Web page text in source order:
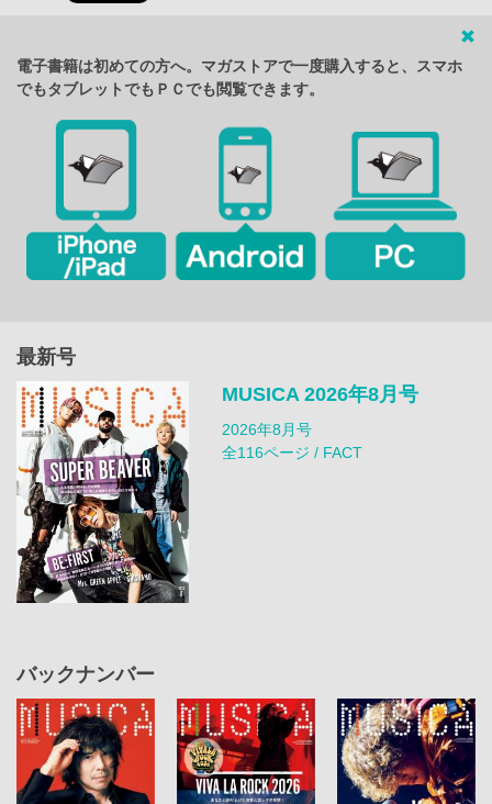
電子書籍は初めての方へ。マガストアで一度購入すると、スマホ
でもタブレットでもＰＣでも閲覧できます。
最新号
MUSICA 2026年8月号
2026年8月号
全116ページ / FACT
バックナンバー